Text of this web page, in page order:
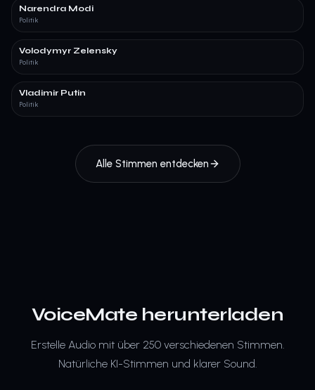
Narendra Modi
Politik
Volodymyr Zelensky
Politik
Vladimir Putin
Politik
Alle Stimmen entdecken
VoiceMate herunterladen
Erstelle Audio mit über 250 verschiedenen Stimmen.
Natürliche KI-Stimmen und klarer Sound.